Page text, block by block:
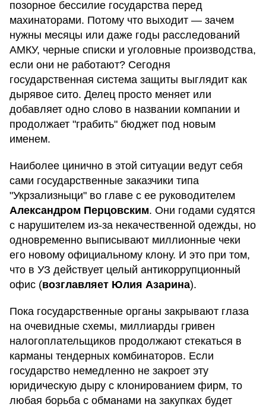
позорное бессилие государства перед
махинаторами. Потому что выходит — зачем
нужны месяцы или даже годы расследований
АМКУ, черные списки и уголовные производства,
если они не работают? Сегодня
государственная система защиты выглядит как
дырявое сито. Делец просто меняет или
добавляет одно слово в названии компании и
продолжает "грабить" бюджет под новым
именем.
Наиболее цинично в этой ситуации ведут себя
сами государственные заказчики типа
"Укрзализныци" во главе с ее руководителем
Александром Перцовским. Они годами судятся
с нарушителем из-за некачественной одежды, но
одновременно выписывают миллионные чеки
его новому официальному клону. И это при том,
что в УЗ действует целый антикоррупционный
офис (возглавляет Юлия Азарина).
Пока государственные органы закрывают глаза
на очевидные схемы, миллиарды гривен
налогоплательщиков продолжают стекаться в
карманы тендерных комбинаторов. Если
государство немедленно не закроет эту
юридическую дыру с клонированием фирм, то
любая борьба с обманами на закупках будет